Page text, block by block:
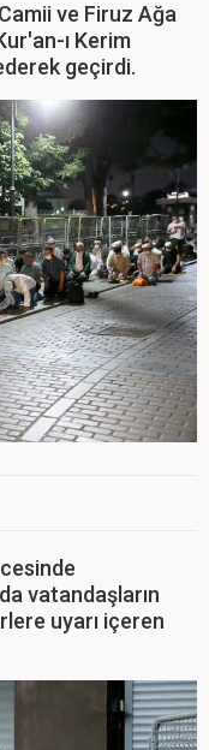
ve Firuz Ağa
ı Kerim
geçirdi.
vatandaşların
uyarı içeren